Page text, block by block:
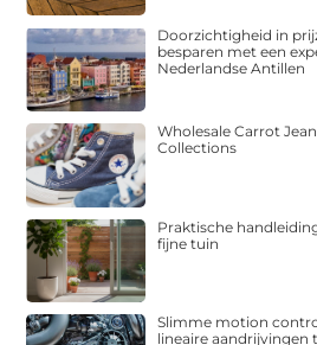
Doorzichtigheid in
besparen met een
Nederlandse Antillen
Wholesale Carrot
Collections
Praktische
fijne tuin
Slimme motion
lineaire aandrijvingen